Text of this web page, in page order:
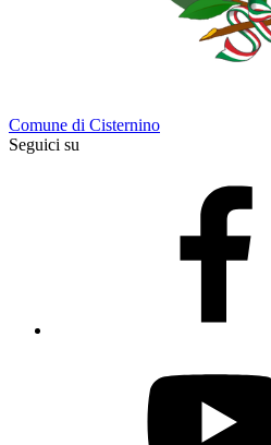
Comune di Cisternino
Seguici su